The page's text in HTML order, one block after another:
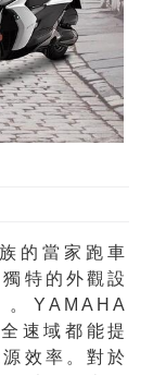
的當家跑車
特的外觀設
YAMAHA
速域都能提
效率。對於